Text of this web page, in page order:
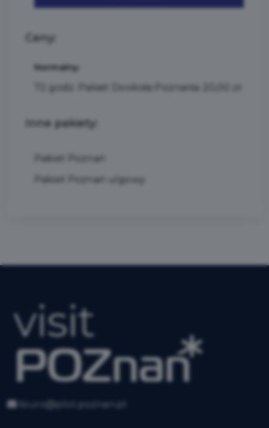
Ceny:
Normalny:
72 godz. Pakiet Dookoła Poznania 20,00 zł
Inne pakiety:
Pakiet Poznań
Pakiet Poznań ulgowy
biuro@plot.poznan.pl